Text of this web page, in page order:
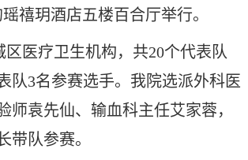
瑶禧玥酒店五楼百合厅举行。
区医疗卫生机构，共20个代表队
队3名参赛选手。我院选派外科医
师袁先仙、输血科主任艾家蓉，
带队参赛。